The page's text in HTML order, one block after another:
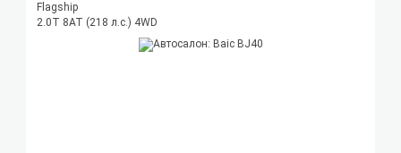
Flagship
2.0T 8AT (218 л.с.) 4WD